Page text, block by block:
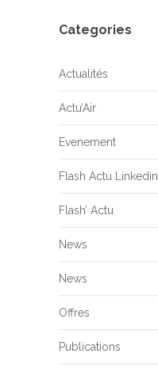
Categories
Actualités
Actu’Air
Evenement
Flash Actu Linkedin
Flash’ Actu
News
News
Offres
Publications